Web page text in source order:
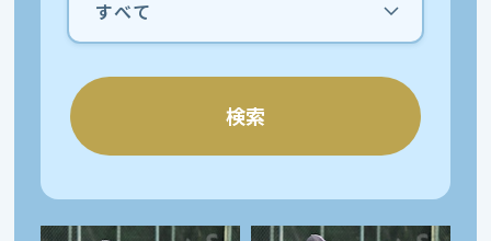
検索